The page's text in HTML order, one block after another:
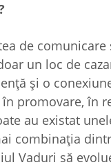
de
un loc de
și o
promovare, în
au existat
combinația
Vaduri să